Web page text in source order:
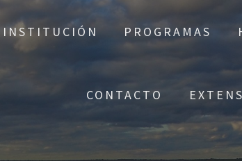
INSTITUCIÓN PROGRAMAS
CONTACTO